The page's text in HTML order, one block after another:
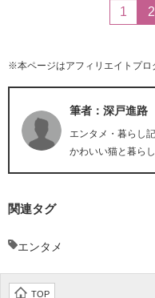
1 2
※本ページはアフィリエイトプロ
筆者：深戸進路
エンタメ・暮らし
かわいい猫と暮らし
関連タグ
エンタメ
TOP